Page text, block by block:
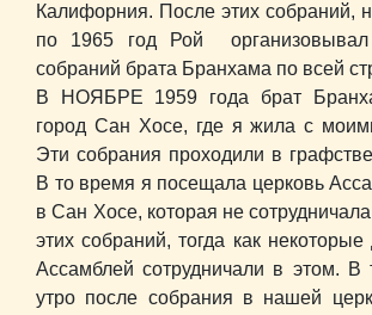
Калифорния. После этих собраний,
по 1965 год Рой организовывал
собраний брата Бранхама по всей
В НОЯБРЕ 1959 года брат
город Сан Хосе, где я жила с
Эти собрания проходили в
В то время я посещала церковь
в Сан Хосе, которая не
этих собраний, тогда как некоторые
Ассамблей сотрудничали в этом. В
утро после собрания в нашей